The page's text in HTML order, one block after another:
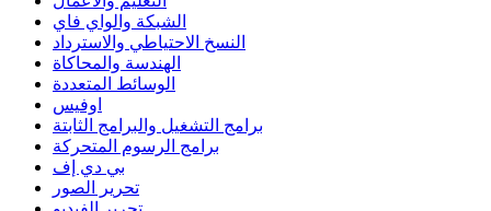
الشبكة والواي فاي
النسخ الاحتياطي والاسترداد
الهندسة والمحاكاة
الوسائط المتعددة
اوفيس
برامج التشغيل والبرامج الثابتة
برامج الرسوم المتحركة
بي دي إف
تحرير الصور